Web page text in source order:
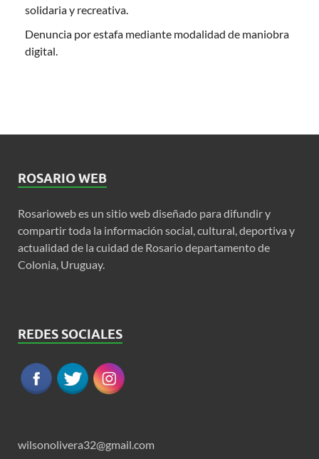
solidaria y recreativa.
Denuncia por estafa mediante modalidad de maniobra
digital.
ROSARIO WEB
Rosarioweb es un sitio web diseñado para difundir y
compartir toda la información social, cultural, deportiva y
actualidad de la cuidad de Rosario departamento de
Colonia, Uruguay.
REDES SOCIALES
wilsonolivera32@gmail.com